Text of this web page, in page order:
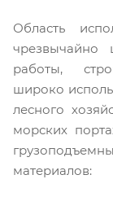
Область
чрезвычайно
работы,
широко
лесного
морских
материалов: